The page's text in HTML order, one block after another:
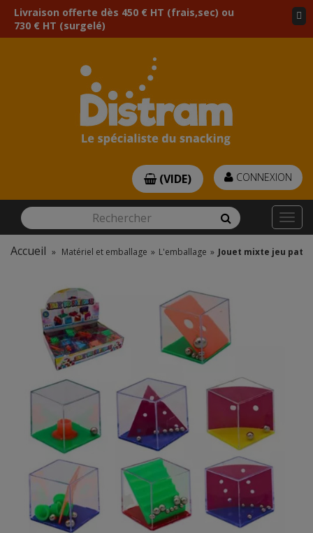
Livraison offerte dès 450 € HT (frais,sec) ou
730 € HT (surgelé)
Rechercher Rechercher
CONNEXION
(VIDE)
Accueil » Matériel et emballage » L'emballage » Jouet mixte jeu